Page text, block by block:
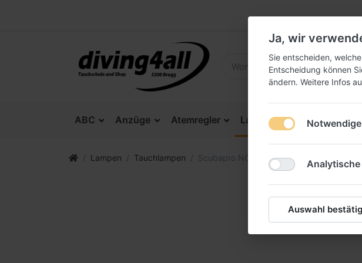
ABC Anzüge Atemregler Lampen Instrumente
Lampen Tauchlampen Scubapro NOVALIGHT 850 WIDE
Ja, wir
Sie entscheiden,
Entscheidung können
ändern. Weitere Infos
Analytische
Auswahl